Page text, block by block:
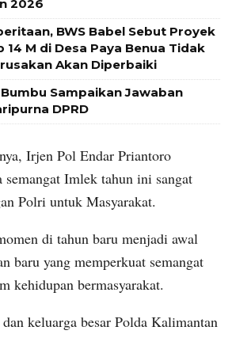
2026
BWS Babel Sebut Proyek
14 M di Desa Paya Benua Tidak
Akan Diperbaiki
Sampaikan Jawaban
DPRD
Irjen Pol Endar Priantoro
semangat Imlek tahun ini sangat
Polri untuk Masyarakat.
di tahun baru menjadi awal
baru yang memperkuat semangat
kehidupan bermasyarakat.
keluarga besar Polda Kalimantan